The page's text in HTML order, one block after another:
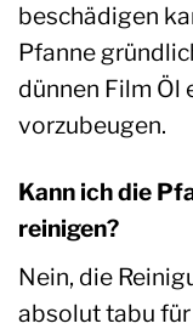
beschädigen
Pfanne
dünnen Film Öl
vorzubeugen.
Kann ich die
reinigen?
Nein, die
absolut tabu